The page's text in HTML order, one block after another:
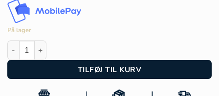
På lager
Georg Jensen Sky Champagne prop - 10019306 antal
TILFØJ TIL KURV